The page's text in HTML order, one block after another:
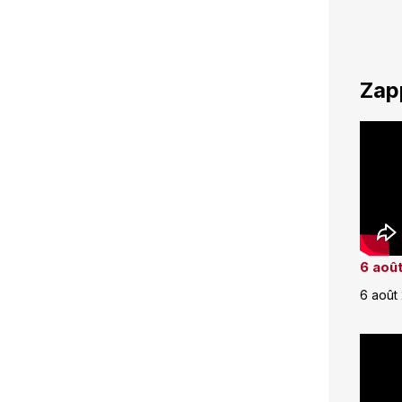
6
6 août